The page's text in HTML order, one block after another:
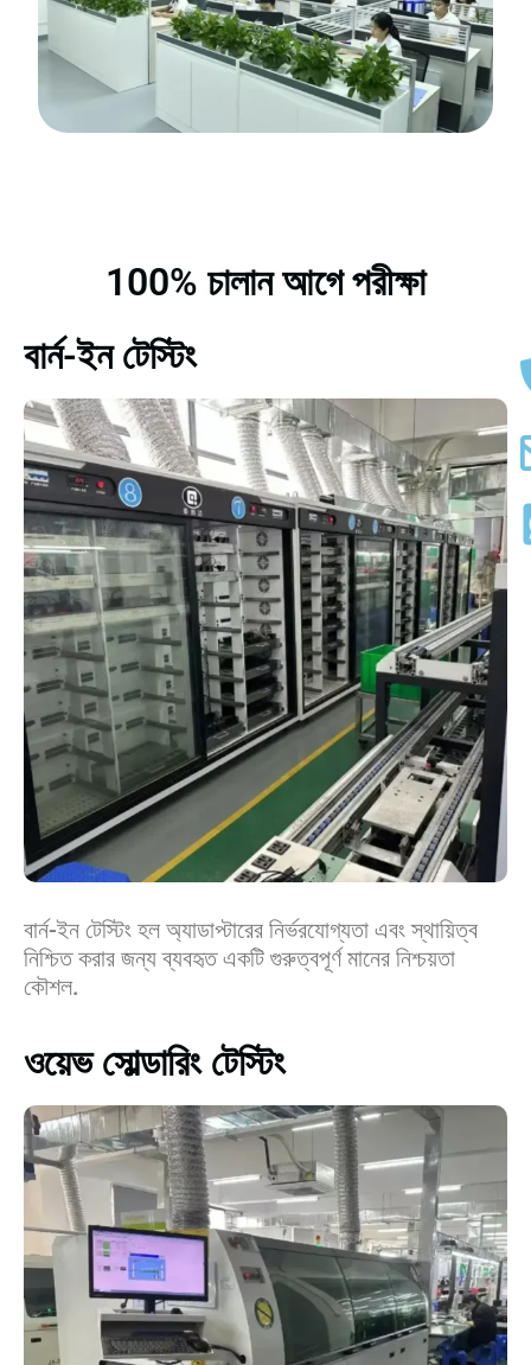
100% চালান আগে পরীক্ষা
বার্ন-ইন টেস্টিং
বার্ন-ইন টেস্টিং হল অ্যাডাপ্টারের নির্ভরযোগ্যতা এবং স্থায়িত্ব
নিশ্চিত করার জন্য ব্যবহৃত একটি গুরুত্বপূর্ণ মানের নিশ্চয়তা
কৌশল.
ওয়েভ সোল্ডারিং টেস্টিং